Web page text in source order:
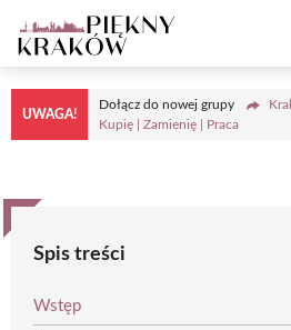
do
treści
UWAGA!
Dołącz do nowej grupy
Kupię | Zamienię | Praca
Spis treści
Wstęp